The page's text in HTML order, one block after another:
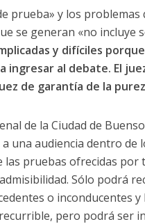
prueba» y los
se generan «no incluye
y difíciles
ingresar al debate. El
de garantía de la
de la Ciudad de
una audiencia dentro de
pruebas ofrecidas por
Sólo podrá
o inconducentes
pero podrá ser